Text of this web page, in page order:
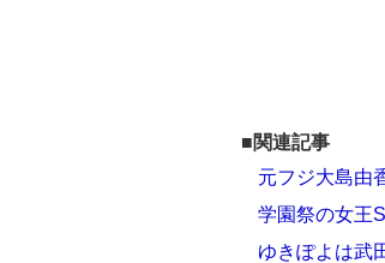
■関連記事
元フジ大島由
学園祭の女王
ゆきぽよは武